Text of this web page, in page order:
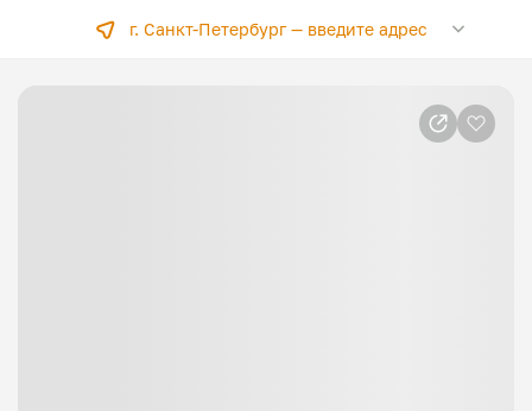
г. Санкт-Петербург —введите адрес